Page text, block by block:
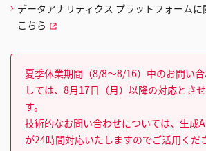
データアナリティクス プラットフォーム
こちら
夏季休業期間（8/8～8/16）中のお問い
しては、8月17日（月）以降の対応とさ
す。
技術的なお問い合わせについては、生成
が24時間対応いたしますのでご活用くだ